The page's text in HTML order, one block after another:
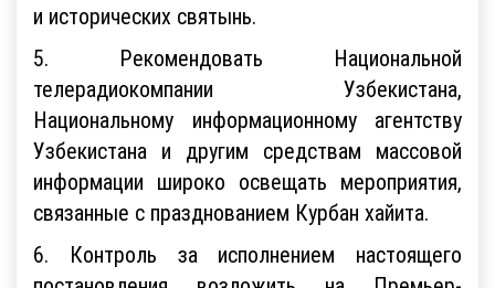
и исторических святынь.
5. Рекомендовать Национальной
телерадиокомпании Узбекистана,
Национальному информационному агентству
Узбекистана и другим средствам массовой
информации широко освещать мероприятия,
связанные с празднованием Курбан хайита.
6. Контроль за исполнением настоящего